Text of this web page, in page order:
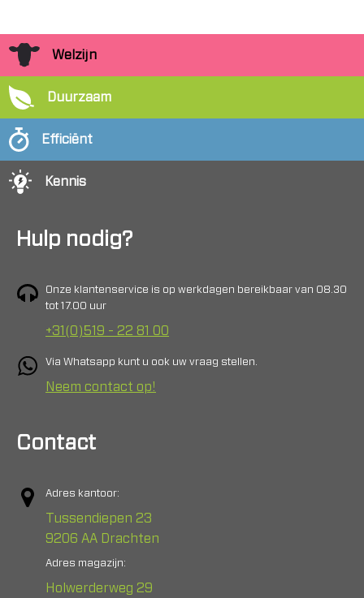
Welzijn
Duurzaam
Efficiënt
Kennis
Hulp nodig?
Onze klantenservice is op werkdagen bereikbaar van 08.30
tot 17.00 uur
+31(0)519 - 22 81 00
Via Whatsapp kunt u ook uw vraag stellen.
Neem contact op!
Contact
Adres kantoor:
Tussendiepen 23
9206 AA Drachten
Adres magazijn:
Holwerderweg 29